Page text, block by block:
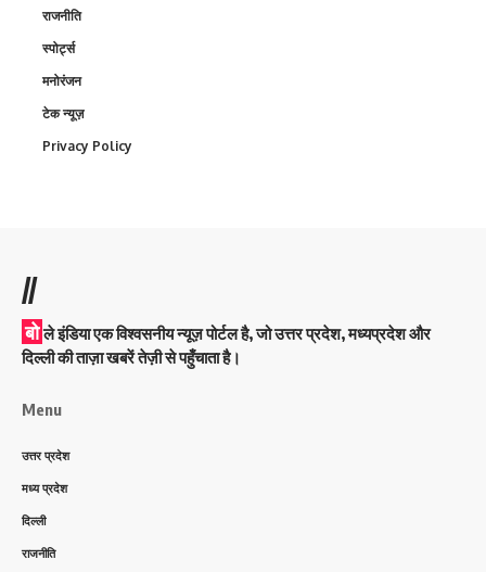
राजनीति
स्पोर्ट्स
मनोरंजन
टेक न्यूज़
Privacy Policy
//
बो ले इंडिया एक विश्वसनीय न्यूज़ पोर्टल है, जो उत्तर प्रदेश, मध्यप्रदेश और
दिल्ली की ताज़ा खबरें तेज़ी से पहुँचाता है।
Menu
उत्तर प्रदेश
मध्य प्रदेश
दिल्ली
राजनीति